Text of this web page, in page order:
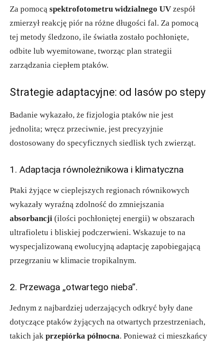
Za pomocą spektrofotometru widzialnego UV zespół
zmierzył reakcję piór na różne długości fal. Za pomocą
tej metody śledzono, ile światła zostało pochłonięte,
odbite lub wyemitowane, tworząc plan strategii
zarządzania ciepłem ptaków.
Strategie adaptacyjne: od lasów po stepy
Badanie wykazało, że fizjologia ptaków nie jest
jednolita; wręcz przeciwnie, jest precyzyjnie
dostosowany do specyficznych siedlisk tych zwierząt.
1. Adaptacja równoleżnikowa i klimatyczna
Ptaki żyjące w cieplejszych regionach równikowych
wykazały wyraźną zdolność do zmniejszania
absorbancji (ilości pochłoniętej energii) w obszarach
ultrafioletu i bliskiej podczerwieni. Wskazuje to na
wyspecjalizowaną ewolucyjną adaptację zapobiegającą
przegrzaniu w klimacie tropikalnym.
2. Przewaga „otwartego nieba”.
Jednym z najbardziej uderzających odkryć były dane
dotyczące ptaków żyjących na otwartych przestrzeniach,
takich jak przepiórka północna. Ponieważ ci mieszkańcy